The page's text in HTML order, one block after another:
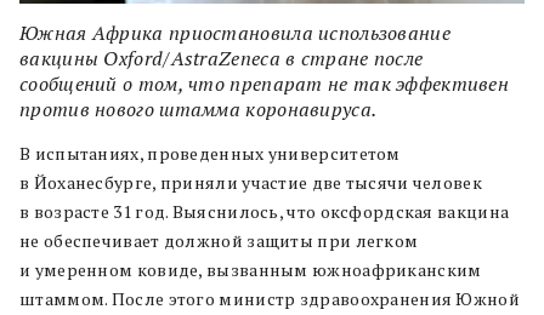
Южная Африка приостановила использование
вакцины Oxford/AstraZeneca в стране после
сообщений о том, что препарат не так эффективен
против нового штамма коронавируса.
В испытаниях, проведенных университетом
в Йоханесбурге, приняли участие две тысячи человек
в возрасте 31 год. Выяснилось, что оксфордская вакцина
не обеспечивает должной защиты при легком
и умеренном ковиде, вызванным южноафриканским
штаммом. После этого министр здравоохранения Южной